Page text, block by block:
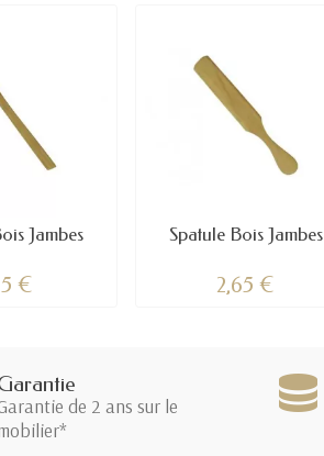
Jambes
€
Spatule Bois Jambes
2,65 €
de 2 ans sur le